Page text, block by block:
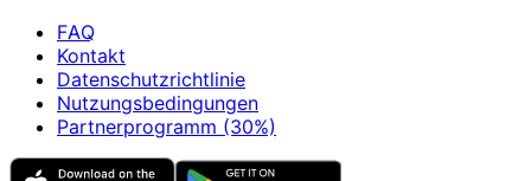
FAQ
Kontakt
Datenschutzrichtlinie
Nutzungsbedingungen
Partnerprogramm (30%)